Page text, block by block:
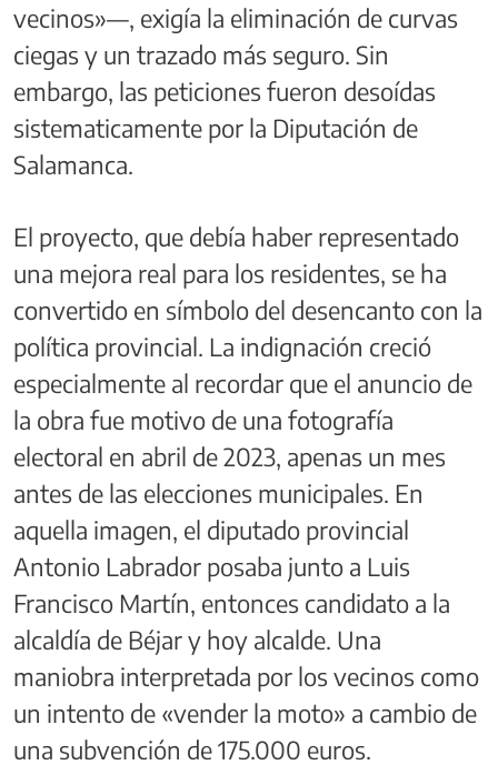
vecinos»—, exigía la eliminación de curvas
ciegas y un trazado más seguro. Sin
embargo, las peticiones fueron desoídas
sistematicamente por la Diputación de
Salamanca.
El proyecto, que debía haber representado
una mejora real para los residentes, se ha
convertido en símbolo del desencanto con la
política provincial. La indignación creció
especialmente al recordar que el anuncio de
la obra fue motivo de una fotografía
electoral en abril de 2023, apenas un mes
antes de las elecciones municipales. En
aquella imagen, el diputado provincial
Antonio Labrador posaba junto a Luis
Francisco Martín, entonces candidato a la
alcaldía de Béjar y hoy alcalde. Una
maniobra interpretada por los vecinos como
un intento de «vender la moto» a cambio de
una subvención de 175.000 euros.